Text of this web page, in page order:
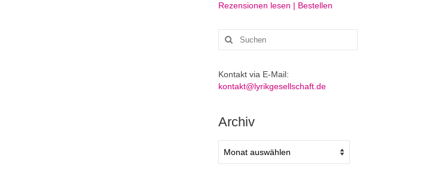
Rezensionen lesen | Bestellen
Suchen
nach:
Kontakt via E-Mail:
kontakt@lyrikgesellschaft.de
Archiv